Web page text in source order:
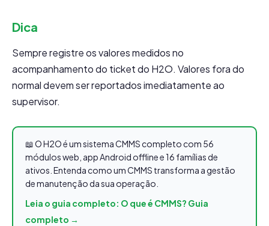
Dica
Sempre registre os valores medidos no
acompanhamento do ticket do H2O. Valores fora do
normal devem ser reportados imediatamente ao
supervisor.
📖 O H2O é um sistema CMMS completo com 56
módulos web, app Android offline e 16 famílias de
ativos. Entenda como um CMMS transforma a gestão
de manutenção da sua operação.
Leia o guia completo: O que é CMMS? Guia
completo →